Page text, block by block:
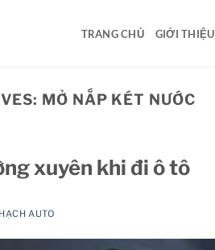
TRANG CHỦ GIỚI THIỆU
MỞ NẮP KÉT NƯỚC
xuyên khi đi ô tô
AUTO